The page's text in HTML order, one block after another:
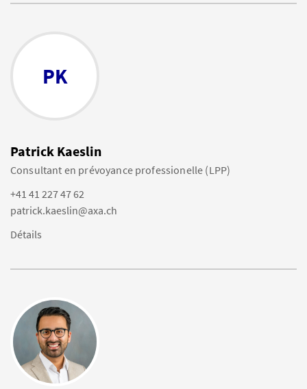
PK
Patrick Kaeslin
Consultant en prévoyance professionelle (LPP)
+41 41 227 47 62
patrick.kaeslin@axa.ch
Détails